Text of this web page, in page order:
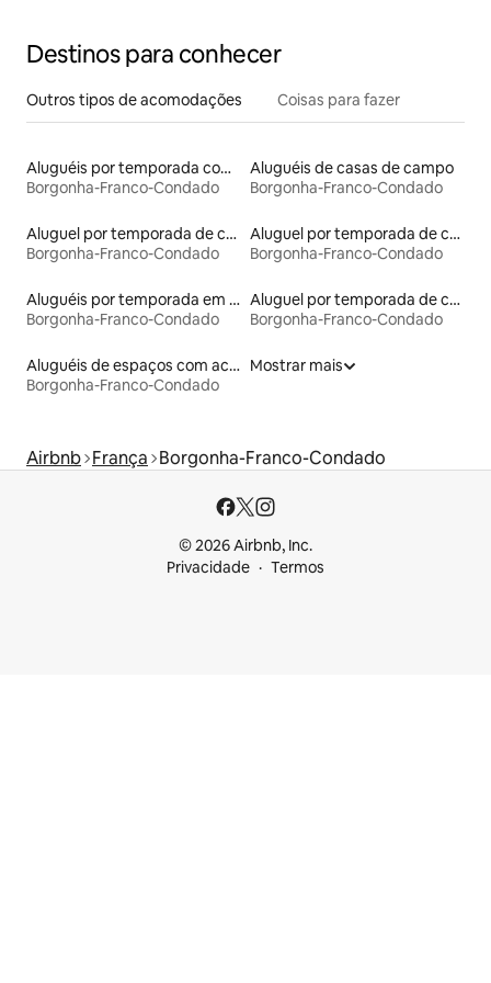
Destinos para conhecer
Outros tipos de acomodações Coisas para fazer
Aluguéis por temporada com café da manhã
Borgonha-Franco-Condado
Aluguéis de casas de campo
Borgonha-Franco-Condado
Aluguel por temporada de casas na árvore
Borgonha-Franco-Condado
Aluguel por temporada de casas de hóspedes
Borgonha-Franco-Condado
Aluguéis por temporada em acampamentos
Borgonha-Franco-Condado
Aluguel por temporada de casas de veraneio
Borgonha-Franco-Condado
Aluguéis de espaços com acesso direto a pistas de esqui
Borgonha-Franco-Condado
Mostrar mais
Airbnb França Borgonha-Franco-Condado
© 2026 Airbnb, Inc.
Privacidade
Termos